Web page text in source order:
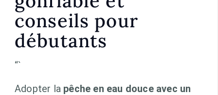
conseils pour
débutants
“`
Adopter la pêche en eau douce avec un